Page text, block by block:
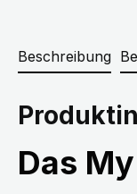
Beschreibung
Das